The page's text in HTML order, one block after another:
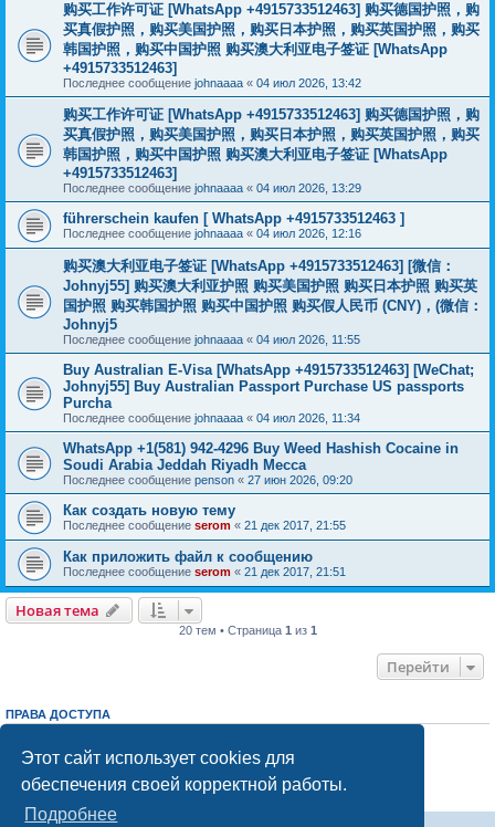
Этот сайт использует cookies для
обеспечения своей корректной работы.
Подробнее
购买工作许可证 [WhatsApp +4915733512463] 购买德国护照，购
买真假护照，购买美国护照，购买日本护照，购买英国护照，购买
韩国护照，购买中国护照 购买澳大利亚电子签证 [WhatsApp
+4915733512463]
Последнее сообщение johnaaaa « 04 июл 2026, 13:42
购买工作许可证 [WhatsApp +4915733512463] 购买德国护照，购
买真假护照，购买美国护照，购买日本护照，购买英国护照，购买
韩国护照，购买中国护照 购买澳大利亚电子签证 [WhatsApp
+4915733512463]
Последнее сообщение johnaaaa « 04 июл 2026, 13:29
führerschein kaufen [ WhatsApp +4915733512463 ]
Последнее сообщение johnaaaa « 04 июл 2026, 12:16
购买澳大利亚电子签证 [WhatsApp +4915733512463] [微信：
Johnyj55] 购买澳大利亚护照 购买美国护照 购买日本护照 购买英
国护照 购买韩国护照 购买中国护照 购买假人民币 (CNY)，(微信：
Johnyj5
Последнее сообщение johnaaaa « 04 июл 2026, 11:55
Buy Australian E-Visa [WhatsApp +4915733512463] [WeChat;
Johnyj55] Buy Australian Passport Purchase US passports
Purcha
Последнее сообщение johnaaaa « 04 июл 2026, 11:34
WhatsApp +1(581) 942-4296 Buy Weed Hashish Cocaine in
Soudi Arabia Jeddah Riyadh Mecca
Последнее сообщение penson « 27 июн 2026, 09:20
Как создать новую тему
Последнее сообщение serom « 21 дек 2017, 21:55
Как приложить файл к сообщению
Последнее сообщение serom « 21 дек 2017, 21:51
Новая тема
20 тем • Страница 1 из 1
Перейти
ПРАВА ДОСТУПА
Выне можетеотвечать на сообщения
Выне можетередактировать свои сообщения
Выне можетеудалять свои сообщения
добавлять вложения